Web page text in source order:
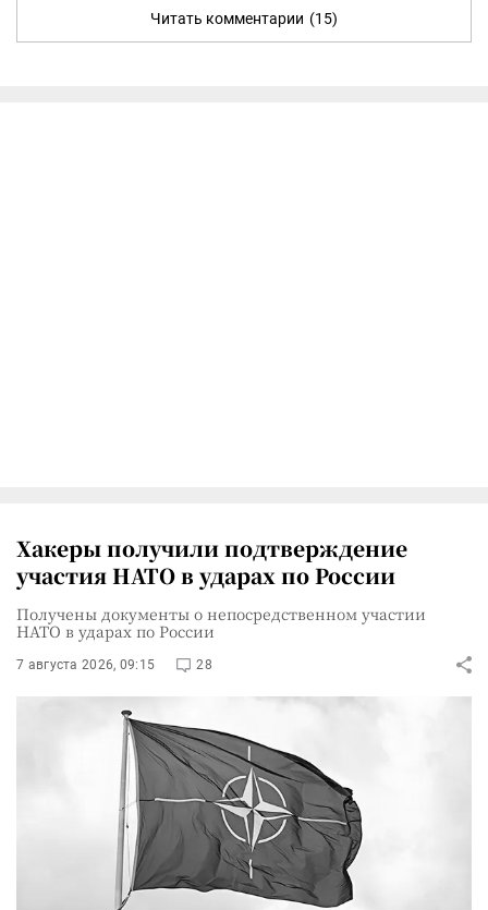
Читать комментарии (15)
Хакеры получили подтверждение
участия НАТО в ударах по России
Получены документы о непосредственном участии
НАТО в ударах по России
7 августа 2026, 09:15 28